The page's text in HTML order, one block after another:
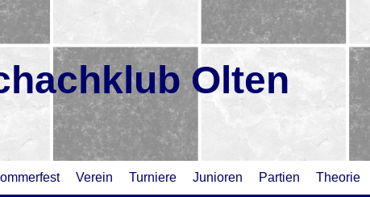
Olten
Verein Turniere Junioren Partien Theorie